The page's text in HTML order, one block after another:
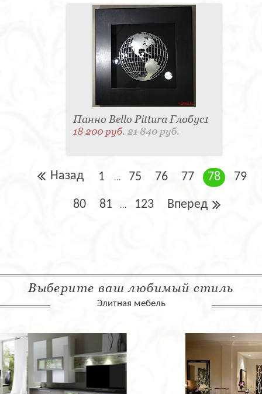
Панно Bello Pittura Глобус1
18 200 руб.21 840 руб.
Назад 1 ... 75 76 77 78 79
80 81 ... 123 Вперед
Выберите ваш любимый стиль
Элитная мебель